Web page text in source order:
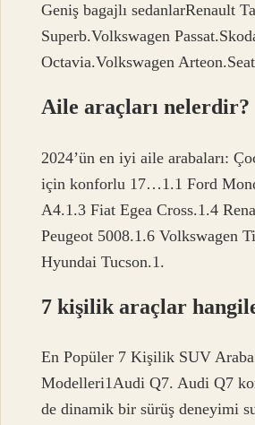
Geniş bagajlı sedanlarRenault
Superb.Volkswagen
Octavia.Volkswagen
Aile araçları nelerdir?
2024’ün en iyi aile arabaları:
için konforlu 17…1.1 Ford
A4.1.3 Fiat Egea Cross.1.4
Peugeot 5008.1.6 Volkswagen
Hyundai Tucson.1.
7 kişilik araçlar
En Popüler 7 Kişilik SUV Araba
Modelleri1Audi Q7. Audi Q7
de dinamik bir sürüş deneyimi